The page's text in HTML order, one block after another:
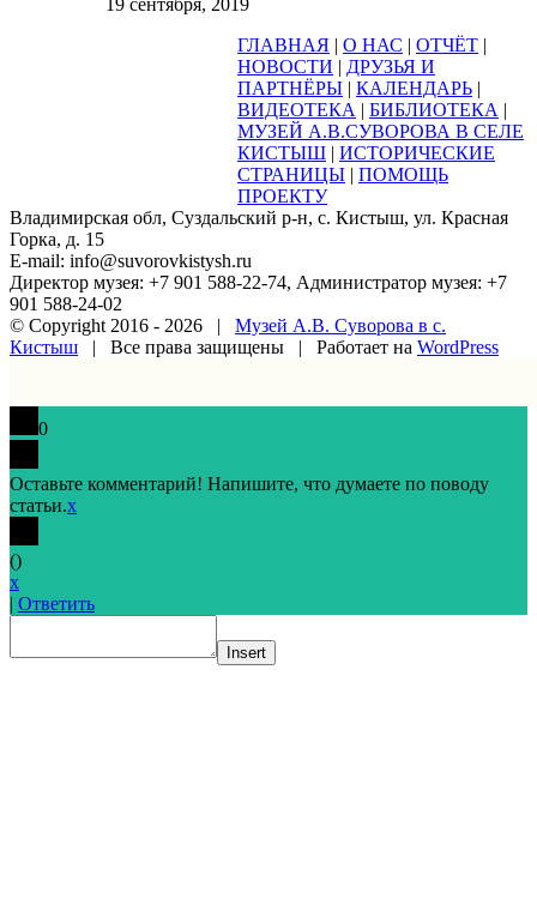
ГЛАВНАЯ | О НАС | ОТЧЁТ |
НОВОСТИ | ДРУЗЬЯ И
ПАРТНЁРЫ | КАЛЕНДАРЬ |
ВИДЕОТЕКА | БИБЛИОТЕКА |
МУЗЕЙ А.В.СУВОРОВА В СЕЛЕ
КИСТЫШ | ИСТОРИЧЕСКИЕ
СТРАНИЦЫ | ПОМОЩЬ
ПРОЕКТУ
Владимирская обл, Суздальский р-н, с. Кистыш, ул. Красная
Горка, д. 15
E-mail: info@suvorovkistysh.ru
Директор музея: +7 901 588-22-74, Администратор музея: +7
901 588-24-02
© Copyright 2016 - 2026 | Музей А.В. Суворова в с.
Кистыш | Все права защищены | Работает на WordPress
0
Оставьте комментарий! Напишите, что думаете по поводу
статьи.x
()
x
| Ответить
Insert